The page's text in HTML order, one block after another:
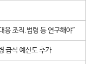
응 조직.법령 등 연구해야”
급식 예산도 추가